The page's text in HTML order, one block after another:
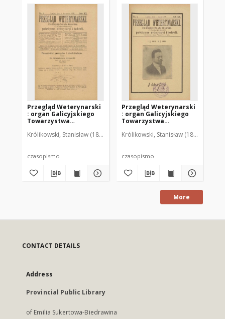
Przegląd Weterynarski
: organ Galicyjskiego
Towarzystwa
czasopismo
1905 R. 20, nr 4
Królikowski, Stanisław (1853-1924). Red.
czasopismo
Przegląd Weterynarski
: organ Galicyjskiego
Towarzystwa
czasopismo
1905 R. 20, nr 5
Królikowski, Stanisław (1853-1924).
czasopismo
More
CONTACT DETAILS
Address
Provincial Public Library
of Emilia Sukertowa-Biedrawina